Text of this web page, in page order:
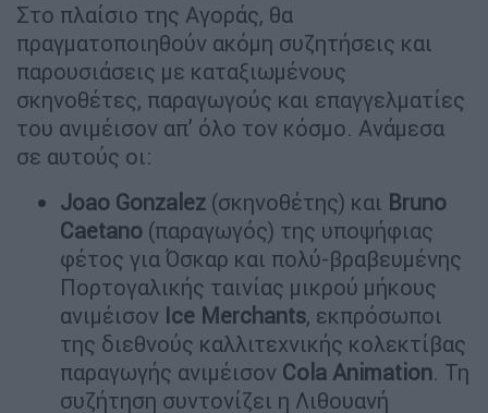
Στο πλαίσιο της Αγοράς, θα
πραγματοποιηθούν ακόμη συζητήσεις και
παρουσιάσεις με καταξιωμένους
σκηνοθέτες, παραγωγούς και επαγγελματίες
του ανιμέισον απ’ όλο τον κόσμο. Ανάμεσα
σε αυτούς οι:
Joao Gonzalez (σκηνοθέτης) και Bruno
Caetano (παραγωγός) της υποψήφιας
φέτος για Όσκαρ και πολύ-βραβευμένης
Πορτογαλικής ταινίας μικρού μήκους
ανιμέισον Ice Merchants, εκπρόσωποι
της διεθνούς καλλιτεχνικής κολεκτίβας
παραγωγής ανιμέισον Cola Animation. Τη
συζήτηση συντονίζει η Λιθουανή